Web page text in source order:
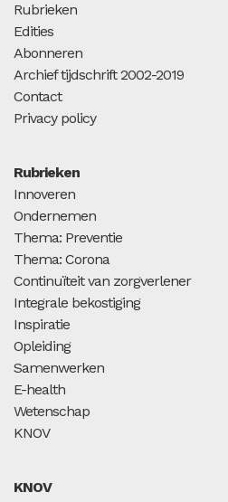
Rubrieken
Edities
Abonneren
Archief tijdschrift 2002-2019
Contact
Privacy policy
Rubrieken
Innoveren
Ondernemen
Thema: Preventie
Thema: Corona
Continuïteit van zorgverlener
Integrale bekostiging
Inspiratie
Opleiding
Samenwerken
E-health
Wetenschap
KNOV
KNOV